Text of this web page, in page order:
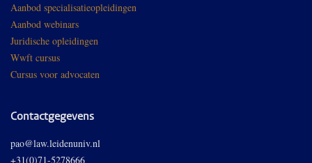
Aanbod specialisatieopleidingen
Aanbod webinars
Juridische opleidingen
Wwft cursus
Cursus voor advocaten
Contactgegevens
pao@law.leidenuniv.nl
+31(0)71-5278666